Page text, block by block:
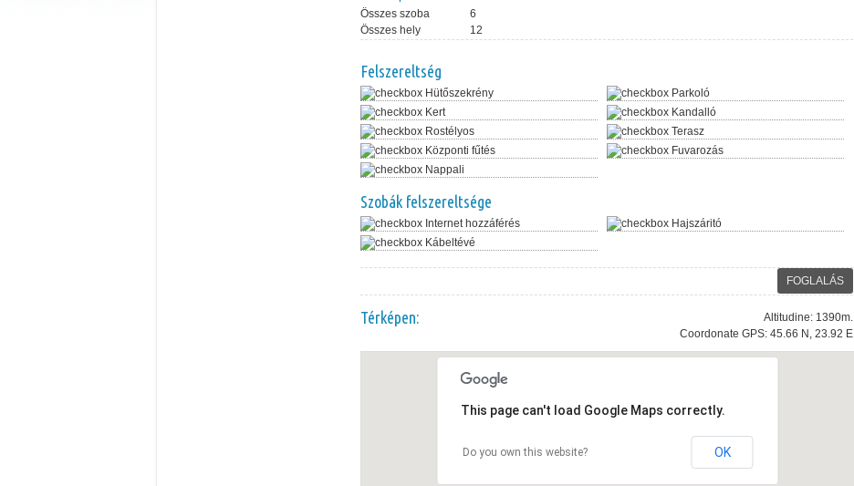
Összes szoba
6
Összes hely
12
Felszereltség
Hütőszekrény
Parkoló
Kert
Kandalló
Rostélyos
Terasz
Központi fűtés
Fuvarozás
Nappali
Szobák felszereltsége
Internet hozzáférés
Hajszáritó
Kábeltévé
FOGLALÁS
Altitudine: 1390m.
Coordonate GPS: 45.66 N, 23.92 E
Térképen:
This page can't load Google Maps correctly.
Do you own this website? OK